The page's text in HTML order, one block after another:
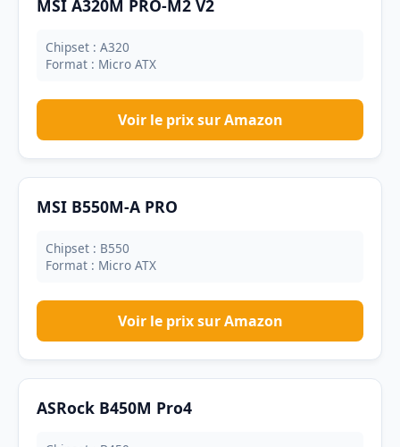
MSI A320M PRO-M2 V2
Chipset : A320
Format : Micro ATX
Voir le prix sur Amazon
MSI B550M-A PRO
Chipset : B550
Format : Micro ATX
Voir le prix sur Amazon
ASRock B450M Pro4